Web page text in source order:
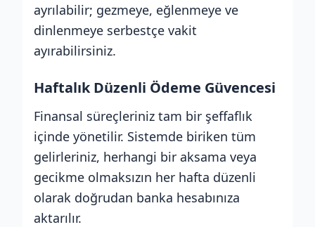
ayrılabilir; gezmeye, eğlenmeye ve
dinlenmeye serbestçe vakit
ayırabilirsiniz.
Haftalık Düzenli Ödeme Güvencesi
Finansal süreçleriniz tam bir şeffaflık
içinde yönetilir. Sistemde biriken tüm
gelirleriniz, herhangi bir aksama veya
gecikme olmaksızın her hafta düzenli
olarak doğrudan banka hesabınıza
aktarılır.